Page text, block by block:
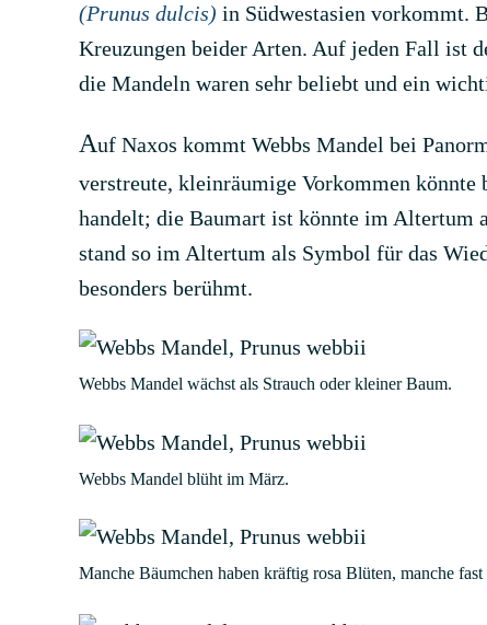
(Prunus dulcis) in Südwestasien vorkommt.
Kreuzungen beider Arten. Auf jeden Fall ist
die Mandeln waren sehr beliebt und ein
Auf Naxos kommt Webbs Mandel bei
verstreute, kleinräumige Vorkommen könnte
handelt; die Baumart ist könnte im Altertum
stand so im Altertum als Symbol für das
besonders berühmt.
Webbs Mandel wächst als Strauch oder kleiner Baum.
Webbs Mandel blüht im März.
Manche Bäumchen haben kräftig rosa Blüten, manche fast